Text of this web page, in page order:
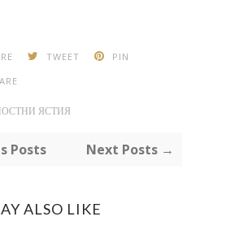
TWEET
PIN
ЯСТИЯ
Posts Next Posts →
ALSO LIKE